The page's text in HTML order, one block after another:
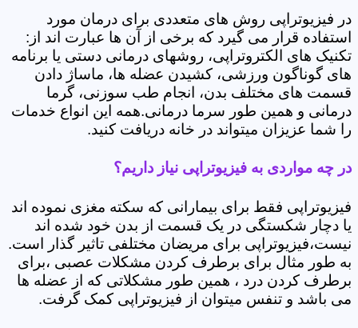
در فیزیوتراپی روش های متعددی برای درمان مورد
استفاده قرار می گیرد که برخی از آن ها عبارت اند از:
تکنیک های الکتروتراپی، روشهای درمانی دستی یا برنامه
های گوناگون ورزشی، کشیدن عضله ها، ماساژ دادن
قسمت های مختلف بدن، انجام طب سوزنی، گرما
درمانی و همین طور سرما درمانی.همه این انواع خدمات
را شما عزیزان میتواند در خانه دریافت کنید.
در چه مواردی به فیزیوتراپی نیاز داریم؟
فیزیوتراپی فقط برای بیمارانی که سکته مغزی نموده اند
یا دچار شکستگی در یک قسمت از بدن خود شده اند
نیست،فیزیوتراپی برای مریضان مختلفی تاثیر گذار است.
به طور مثال برای برطرف کردن مشکلات عصبی ،برای
برطرف کردن درد ، همین طور مشکلاتی که از عضله ها
می باشد و تنفس میتوان از فیزیوتراپی کمک گرفت.